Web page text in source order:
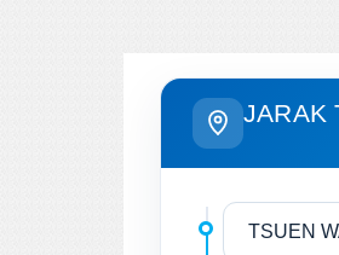
JARAK